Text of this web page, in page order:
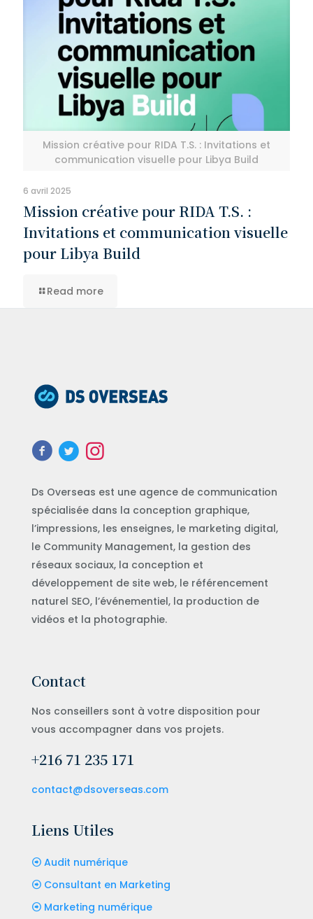
Mission créative pour RIDA T.S. : Invitations et
communication visuelle pour Libya Build
6 avril 2025
Mission créative pour RIDA T.S. :
Invitations et communication visuelle
pour Libya Build
Read more
Ds Overseas est une agence de communication
spécialisée dans la conception graphique,
l’impressions, les enseignes, le marketing digital,
le Community Management, la gestion des
réseaux sociaux, la conception et
développement de site web, le référencement
naturel SEO, l’événementiel, la production de
vidéos et la photographie.
Contact
Nos conseillers sont à votre disposition pour
vous accompagner dans vos projets.
+216 71 235 171
contact@dsoverseas.com
Liens Utiles
Audit numérique
Consultant en Marketing
Marketing numérique